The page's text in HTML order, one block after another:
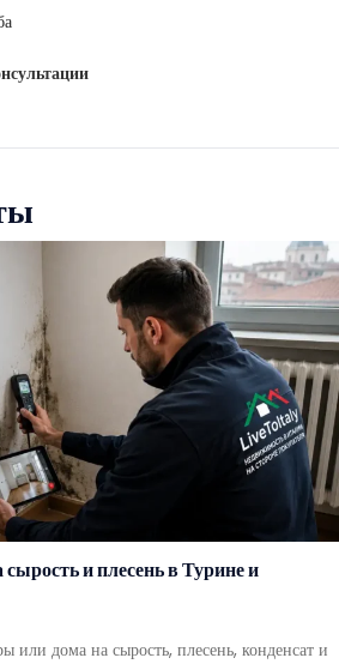
и плесень в Турине и
или дома на сырость, плесень, конденсат и